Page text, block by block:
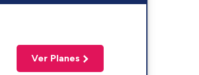
Ver Planes